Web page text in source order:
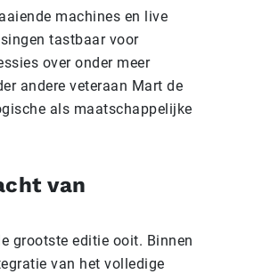
machines en live
tastbaar voor
over onder meer
andere veteraan Mart de
als maatschappelijke
van
grootste editie ooit. Binnen
van het volledige